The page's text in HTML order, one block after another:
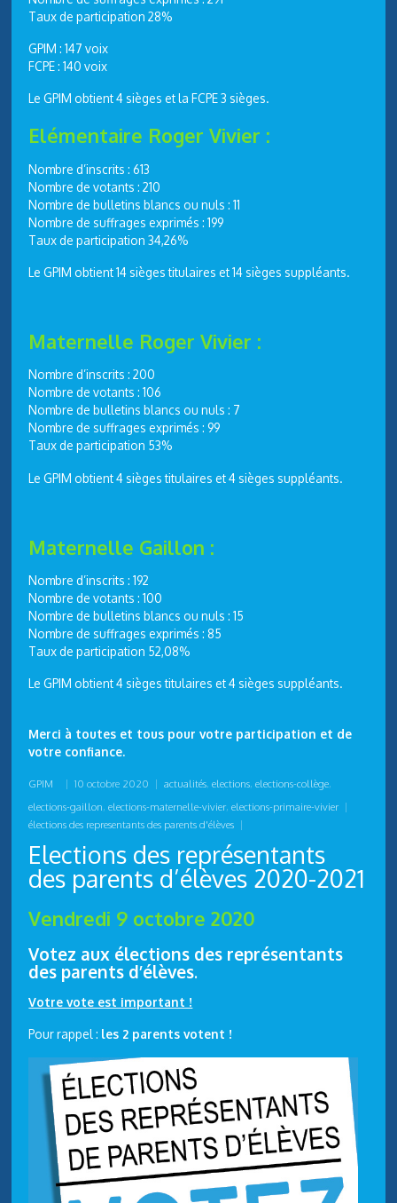
Taux de participation 28%
GPIM : 147 voix
FCPE : 140 voix
Le GPIM obtient 4 sièges et la FCPE 3 sièges.
Elémentaire Roger Vivier :
Nombre d’inscrits : 613
Nombre de votants : 210
Nombre de bulletins blancs ou nuls : 11
Nombre de suffrages exprimés : 199
Taux de participation 34,26%
Le GPIM obtient 14 sièges titulaires et 14 sièges suppléants.
Maternelle Roger Vivier :
Nombre d’inscrits : 200
Nombre de votants : 106
Nombre de bulletins blancs ou nuls : 7
Nombre de suffrages exprimés : 99
Taux de participation 53%
Le GPIM obtient 4 sièges titulaires et 4 sièges suppléants.
Maternelle Gaillon :
Nombre d’inscrits : 192
Nombre de votants : 100
Nombre de bulletins blancs ou nuls : 15
Nombre de suffrages exprimés : 85
Taux de participation 52,08%
Le GPIM obtient 4 sièges titulaires et 4 sièges suppléants.
Merci à toutes et tous pour votre participation et de
votre confiance.
GPIM | 10 octobre 2020 | actualités,elections,elections-collège,
elections-gaillon,elections-maternelle-vivier,elections-primaire-vivier |
élections des representants des parents d'élèves |
Elections des représentants
des parents d’élèves 2020-2021
Vendredi 9 octobre 2020
Votez aux élections des représentants
des parents d’élèves.
Votre vote est important !
Pour rappel : les 2 parents votent !